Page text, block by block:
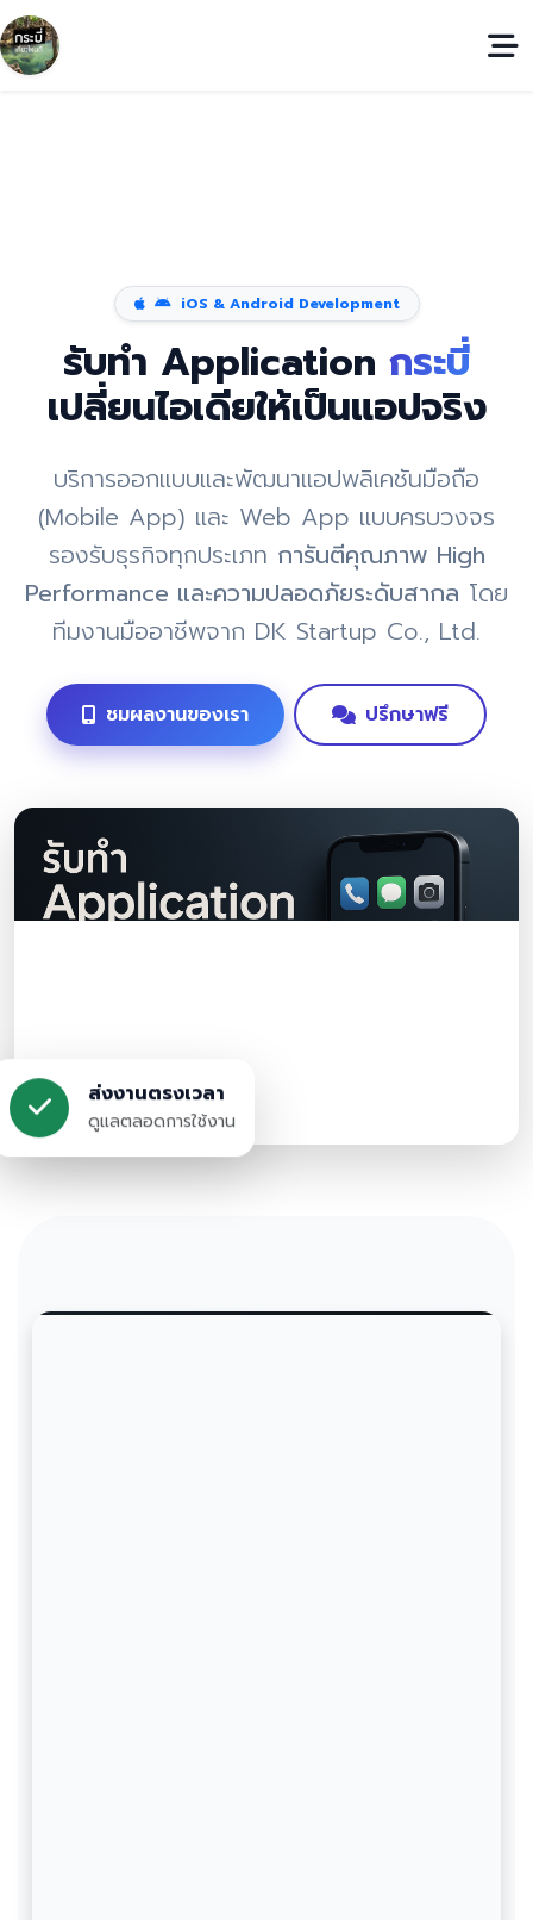
iOS & Android Development
รับทำ Application กระบี่
เปลี่ยนไอเดียให้เป็นแอปจริง
บริการออกแบบและพัฒนาแอปพลิเคชันมือถือ
(Mobile App) และ Web App แบบครบวงจร
รองรับธุรกิจทุกประเภท การันตีคุณภาพ High
Performance และความปลอดภัยระดับสากล โดย
ทีมงานมืออาชีพจาก DK Startup Co., Ltd.
ชมผลงานของเรา ปรึกษาฟรี
ส่งงานตรงเวลา
ดูแลตลอดการใช้งาน